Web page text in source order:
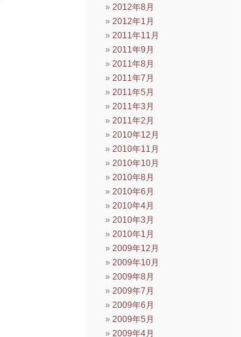
2012年8月
2012年1月
2011年11月
2011年9月
2011年8月
2011年7月
2011年5月
2011年3月
2011年2月
2010年12月
2010年11月
2010年10月
2010年8月
2010年6月
2010年4月
2010年3月
2010年1月
2009年12月
2009年10月
2009年8月
2009年7月
2009年6月
2009年5月
2009年4月